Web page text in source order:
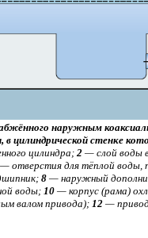
наружным
стенке
цилиндра; 2 — слой воды
— отверстия для тёплой воды,
8 — наружный
воды; 10 — корпус (рама)
валом привода); 12 —
систему и в Испании.
должен одобрить